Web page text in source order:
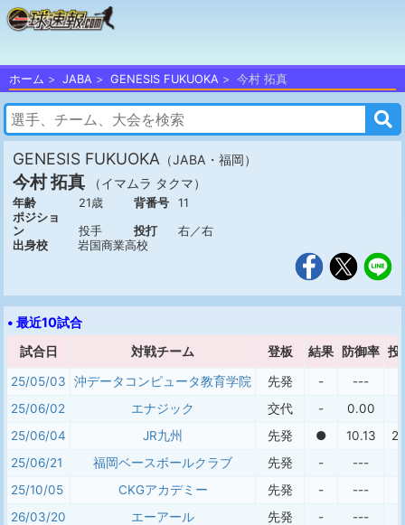
ホーム JABA GENESIS FUKUOKA 今村 拓真
GENESIS FUKUOKA （JABA・福岡）
今村 拓真 （イマムラ タクマ）
年齢 21歳 背番号
11
ポジショ
ン
投手 投打
右／右
出身校
岩国商業高校
• 最近10試合
試合日 対戦チーム 登板 結果 防御率 投
25/05/03 沖データコンピュータ教育学院 先発 - ---
25/06/02
エナジック 交代 - 0.00
25/06/04
JR九州 先発 ● 10.13
2
25/06/21
福岡ベースボールクラブ 先発 - ---
25/10/05
CKGアカデミー 先発 - ---
26/03/20
エーアール 先発 - ---